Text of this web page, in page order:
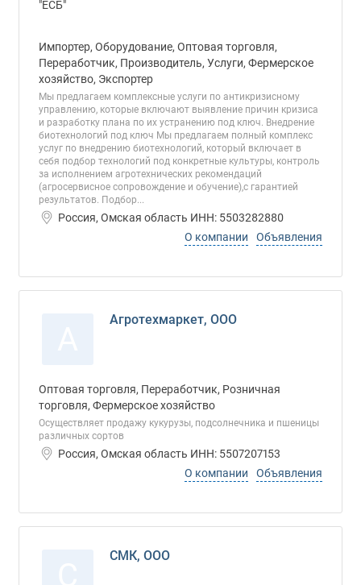
Импортер, Оборудование, Оптовая торговля,
Переработчик, Производитель, Услуги, Фермерское
хозяйство, Экспортер
Мы предлагаем комплексные услуги по антикризисному
управлению, которые включают выявление причин кризиса
и разработку плана по их устранению под ключ. Внедрение
биотехнологий под ключ Мы предлагаем полный комплекс
услуг по внедрению биотехнологий, который включает в
себя подбор технологий под конкретные культуры, контроль
за исполнением агротехнических рекомендаций
(агросервисное сопровождение и обучение),с гарантией
результатов. Подбор...
Россия, Омская область ИНН: 5503282880
О компании
Объявления
Агротехмаркет, ООО
Оптовая торговля, Переработчик, Розничная
торговля, Фермерское хозяйство
Осуществляет продажу кукурузы, подсолнечника и пшеницы
различных сортов
Россия, Омская область ИНН: 5507207153
О компании
Объявления
СМК, ООО